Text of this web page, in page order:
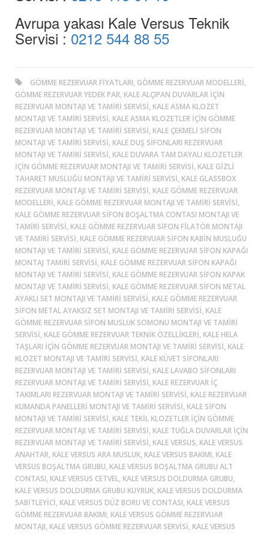
Avrupa yakası Kale Versus Teknik
Servisi : 0212 544 88 55
GÖMME REZERVUAR FIYATLARI, GÖMME REZERVUAR MODELLERI,
GÖMME REZERVUAR YEDEK PAR, KALE ALÇIPAN DUVARLAR IÇIN
REZERVUAR MONTAJI VE TAMIRI SERVISI, KALE ASMA KLOZET
MONTAJI VE TAMIRI SERVISI, KALE ASMA KLOZETLER IÇIN GÖMME
REZERVUAR MONTAJI VE TAMIRI SERVISI, KALE ÇEKMELI SIFON
MONTAJI VE TAMIRI SERVISI, KALE DUŞ SIFONLARI REZERVUAR
MONTAJI VE TAMIRI SERVISI, KALE DUVARA TAM DAYALI KLOZETLER
IÇIN GÖMME REZERVUAR MONTAJI VE TAMIRI SERVISI, KALE GIZLI
TAHARET MUSLUĞU MONTAJI VE TAMIRI SERVISI, KALE GLASSBOX
REZERVUAR MONTAJI VE TAMIRI SERVISI, KALE GÖMME REZERVUAR
MODELLERI, KALE GÖMME REZERVUAR MONTAJI VE TAMIRI SERVISI,
KALE GÖMME REZERVUAR SIFON BOŞALTMA CONTASI MONTAJI VE
TAMIRI SERVISI, KALE GÖMME REZERVUAR SIFON FILATÖR MONTAJI
VE TAMIRI SERVISI, KALE GÖMME REZERVUAR SIFON KABIN MUSLUĞU
MONTAJI VE TAMIRI SERVISI, KALE GÖMME REZERVUAR SIFON KAPAĞI
MONTAJ TAMIRI SERVISI, KALE GÖMME REZERVUAR SIFON KAPAĞI
MONTAJI VE TAMIRI SERVISI, KALE GÖMME REZERVUAR SIFON KAPAK
MONTAJI VE TAMIRI SERVISI, KALE GÖMME REZERVUAR SIFON METAL
AYAKLI SET MONTAJI VE TAMIRI SERVISI, KALE GÖMME REZERVUAR
SIFON METAL AYAKSIZ SET MONTAJI VE TAMIRI SERVISI, KALE
GÖMME REZERVUAR SIFON MUSLUK SOMONU MONTAJI VE TAMIRI
SERVISI, KALE GÖMME REZERVUAR TEKNIK ÖZELLIKLERI, KALE HELA
TAŞLARI IÇIN GÖMME REZERVUAR MONTAJI VE TAMIRI SERVISI, KALE
KLOZET MONTAJI VE TAMIRI SERVISI, KALE KÜVET SIFONLARI
REZERVUAR MONTAJI VE TAMIRI SERVISI, KALE LAVABO SIFONLARI
REZERVUAR MONTAJI VE TAMIRI SERVISI, KALE REZERVUAR IÇ
TAKIMLARI REZERVUAR MONTAJI VE TAMIRI SERVISI, KALE REZERVUAR
KUMANDA PANELLERI MONTAJI VE TAMIRI SERVISI, KALE SIFON
MONTAJI VE TAMIRI SERVISI, KALE TEKIL KLOZETLER IÇIN GÖMME
REZERVUAR MONTAJI VE TAMIRI SERVISI, KALE TUĞLA DUVARLAR IÇIN
REZERVUAR MONTAJI VE TAMIRI SERVISI, KALE VERSUS, KALE VERSUS
ANAHTAR, KALE VERSUS ARA MUSLUK, KALE VERSUS BAKIMI, KALE
VERSUS BOŞALTMA GRUBU, KALE VERSUS BOŞALTMA GRUBU ALT
CONTASI, KALE VERSUS CETVEL, KALE VERSUS DOLDURMA GRUBU,
KALE VERSUS DOLDURMA GRUBU KUYRUK, KALE VERSUS DOLDURMA
SABITLEYICI, KALE VERSUS DÜZ BORU VE CONTASI, KALE VERSUS
GÖMME REZERVUAR BAKIMI, KALE VERSUS GÖMME REZERVUAR
MONTAJI, KALE VERSUS GÖMME REZERVUAR SERVISI, KALE VERSUS